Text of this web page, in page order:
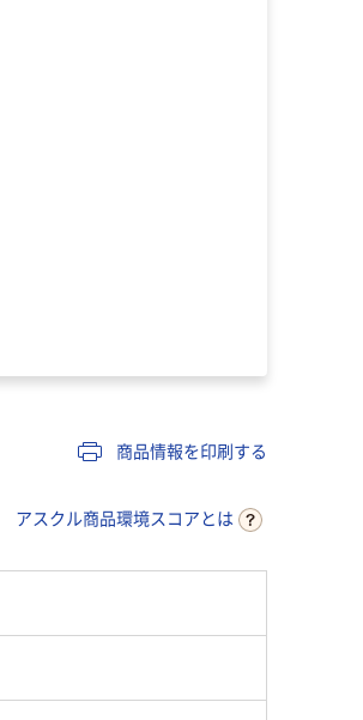
商品情報を印刷する
アスクル商品環境スコアとは